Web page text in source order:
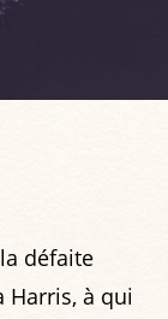
défaite
Harris, à qui